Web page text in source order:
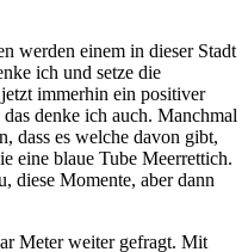
werden einem in dieser Stadt
ich und setze die
immerhin ein positiver
denke ich auch. Manchmal
dass es welche davon gibt,
eine blaue Tube Meerrettich.
diese Momente, aber dann
Meter weiter gefragt. Mit